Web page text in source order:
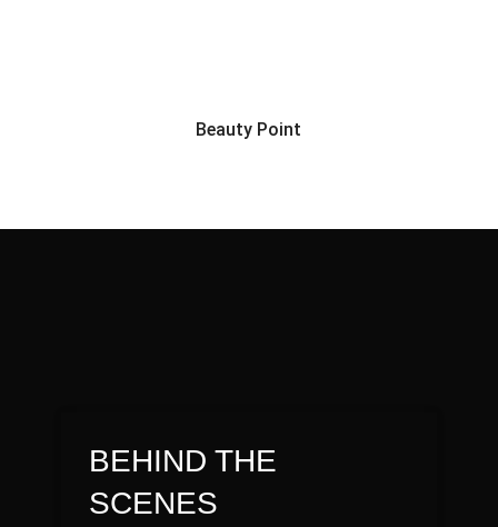
Beauty Point
BEHIND THE
SCENES